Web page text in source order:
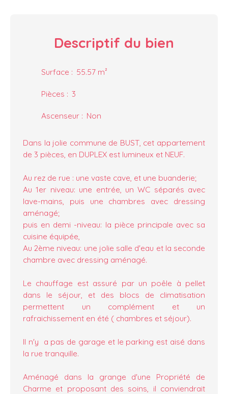
Descriptif du bien
Surface : 55.57 m²
Pièces : 3
Ascenseur : Non
Dans la jolie commune de BUST, cet appartement
de 3 pièces, en DUPLEX est lumineux et NEUF.
Au rez de rue : une vaste cave, et une buanderie;
Au 1er niveau: une entrée, un WC séparés avec
lave-mains, puis une chambres avec dressing
aménagé;
puis en demi -niveau: la pièce principale avec sa
cuisine équipée,
Au 2ème niveau: une jolie salle d'eau et la seconde
chambre avec dressing aménagé.
Le chauffage est assuré par un poêle à pellet
dans le séjour, et des blocs de climatisation
permettent un complément et un
rafraichissement en été ( chambres et séjour).
Il n'y a pas de garage et le parking est aisé dans
la rue tranquille.
Aménagé dans la grange d'une Propriété de
Charme et proposant des soins, il conviendrait